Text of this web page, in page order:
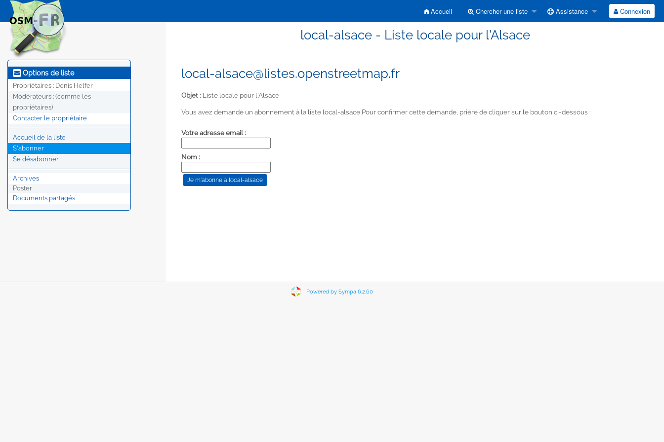
Accueil Chercher une liste Assistance Connexion
local-alsace - Liste locale pour l'Alsace
Options de liste
Propriétaires : Denis Helfer
Modérateurs : (comme les
propriétaires)
Contacter le propriétaire
Accueil de la liste
S'abonner
Se désabonner
Archives
Poster
Documents partagés
local-alsace@listes.openstreetmap.fr
Objet : Liste locale pour l'Alsace
Vous avez demandé un abonnement à la liste local-alsace Pour confirmer cette demande, prière de cliquer sur le bouton ci-dessous :
Votre adresse email :
Nom :
Powered by Sympa 6.2.60